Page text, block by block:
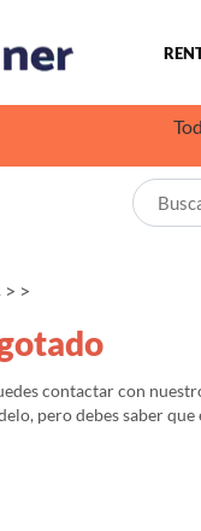
> >
contactar con
pero debes saber